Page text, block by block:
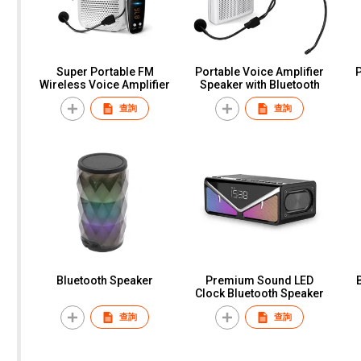
Super Portable FM
Wireless Voice Amplifier
查詢
Portable Voice Amplifier
Speaker with Bluetooth
查詢
Bluetooth Speaker
查詢
Premium Sound LED
Clock Bluetooth Speaker
查詢